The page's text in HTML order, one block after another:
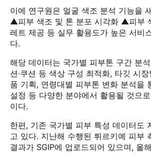
이에 연구원은 얼굴 색조 분석 기능을
▲피부 색조 및 톤 분포 시각화 ▲피부
레트 제공 등 실무 활용도가 높은 서비
다.
해당 데이터는 국가별 피부톤 구간 분
션·쿠션 등 색상 구성 최적화, 타깃 시
품 기획, 연령대별 피부톤 변화 분석을
설정 등 다양한 분야에서 활용될 것으
이다.
한편, 기존 국가별 피부 특성 데이터도
고 있다. 지난해 수행된 튀르키예 피부
결과가 SGIP에 업로드되어 있으며, 올